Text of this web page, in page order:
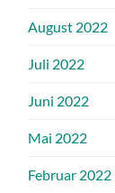
August 2022
Juli 2022
Juni 2022
Mai 2022
Februar 2022